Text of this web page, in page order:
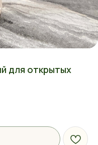
для открытых